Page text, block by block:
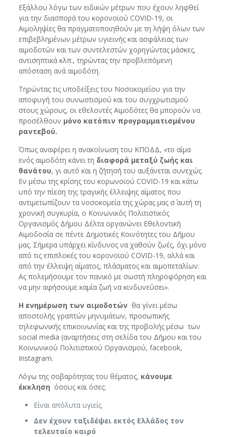
Εξάλλου λόγω των ειδικών μέτρων που έχουν ληφθεί
για την διασπορά του κορονοϊού COVID-19, οι
Αιμοληψίες θα πραγματοποιηθούν με τη λήψη όλων των
επιβεβλημένων μέτρων υγιεινής και ασφάλειας των
αιμοδοτών και των συντελεστών χορηγώντας μάσκες,
αντισηπτικά κλπ., τηρώντας την προβλεπόμενη
απόσταση ανά αιμοδότη.
Τηρώντας τις υποδείξεις του Νοσοκομείου για την
αποφυγή του συνωστισμού και του συγχρωτισμού
στους χώρους, οι εθελοντές Αιμοδότες θα μπορούν να
προσέλθουν μόνο κατόπιν προγραμματισμένου
ραντεβού.
Όπως αναφέρει η ανακοίνωση του ΚΠΟΔΔ, «το αίμα
ενός αιμοδότη κάνει τη διαφορά μεταξύ ζωής και
θανάτου, γι αυτό και η ζήτησή του αυξάνεται συνεχώς.
Εν μέσω της κρίσης του κορωνοϊού COVID-19 και κάτω
υπό την πίεση της τραγικής έλλειψης αίματος που
αντιμετωπίζουν τα νοσοκομεία της χώρας μας σ΄ αυτή τη
χρονική συγκυρία, ο Κοινωνικός Πολιτιστικός
Οργανισμός Δήμου Δέλτα οργανώνει Εθελοντική
Αιμοδοσία σε πέντε Δημοτικές Κοινότητες του Δήμου
μας. Σήμερα υπάρχει κίνδυνος να χαθούν ζωές, όχι μόνο
από τις επιπλοκές του κορονοϊού COVID-19, αλλά και
από την έλλειψη αίματος, πλάσματος και αιμοπεταλίων.
Ας πολεμήσουμε τον πανικό με σωστή πληροφόρηση και
να μην αφήσουμε καμία ζωή να κινδυνεύσει».
H ενημέρωση των αιμοδοτών θα γίνει μέσω
αποστολής γραπτών μηνυμάτων, προσωπικής
τηλεφωνικής επικοινωνίας και της προβολής μέσω των
social media (αναρτήσεις στη σελίδα του Δήμου και του
Κοινωνικού Πολιτιστικού Οργανισμού, facebook,
Instagram.
Λόγω της σοβαρότητας του θέματος, κάνουμε
έκκληση όσους και όσες:
Είναι απόλυτα υγιείς.
Δεν έχουν ταξιδέψει εκτός Ελλάδος τον
τελευταίο καιρό